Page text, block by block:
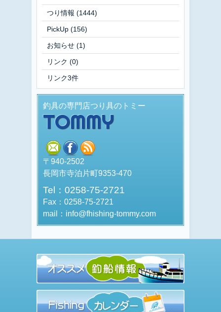
つり情報 (1444)
PickUp (156)
お知らせ (1)
リンク (0)
リンク3件
釣具の専門店つり具のトミー
TOMMY
mail facebook
〒940-2502
長岡市寺泊片町9353-470
Tel：0258-75-2721
Fax：0258-75-2721
mail：info@fhishing-tommy.com